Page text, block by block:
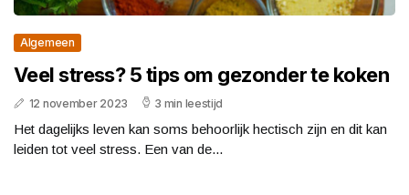
Algemeen
Veel stress? 5 tips om gezonder te koken
12 november 2023 3 min leestijd
Het dagelijks leven kan soms behoorlijk hectisch zijn en dit kan
leiden tot veel stress. Een van de...